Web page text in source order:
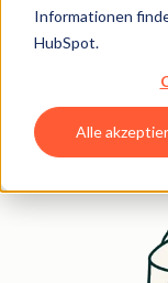
Informationen
HubSpot.
Alle